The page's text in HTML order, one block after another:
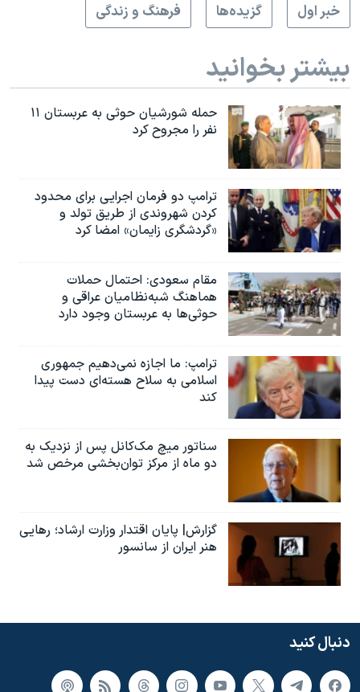
خبر اول
گزيده‌ها فرهنگ و زندگی
بیشتر بخوانید
حمله شورشیان حوثی به عربستان ۱۱
نفر را مجروح کرد
ترامپ دو فرمان اجرایی برای محدود
کردن شهروندی از طریق تولد و
«گردشگری زایمان» امضا کرد
مقام سعودی: احتمال حملات
هماهنگ شبه‌نظامیان عراقی و
حوثی‌ها به عربستان وجود دارد
ترامپ: ما اجازه نمی‌دهیم جمهوری
اسلامی به سلاح هسته‌ای دست پیدا
کند
سناتور میچ مک‌کانل پس از نزدیک به
دو ماه از مرکز توان‌بخشی مرخص شد
گزارش| پایان اقتدار وزارت ارشاد؛ رهایی
هنر ایران از سانسور
دنبال کنید